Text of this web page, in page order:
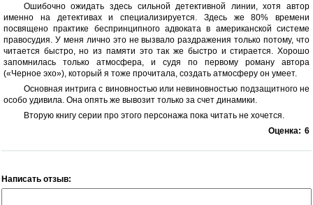
Ошибочно ожидать здесь сильной детективной линии, хотя автор
именно на детективах и специализируется. Здесь же 80% времени
посвящено практике беспринципного адвоката в американской системе
правосудия. У меня лично это не вызвало раздражения только потому, что
читается быстро, но из памяти это так же быстро и стирается. Хорошо
запомнилась только атмосфера, и судя по первому роману автора
(«Черное эхо»), который я тоже прочитала, создать атмосферу он умеет.
Основная интрига с виновностью или невиновностью подзащитного не
особо удивила. Она опять же вывозит только за счет динамики.
Вторую книгу серии про этого персонажа пока читать не хочется.
Оценка: 6
Написать отзыв: